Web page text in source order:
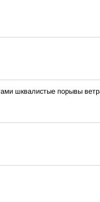
шквалистые порывы